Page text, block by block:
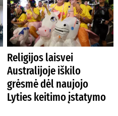
Religijos laisvei
Australijoje iškilo
grėsmė dėl naujojo
Lyties keitimo įstatymo